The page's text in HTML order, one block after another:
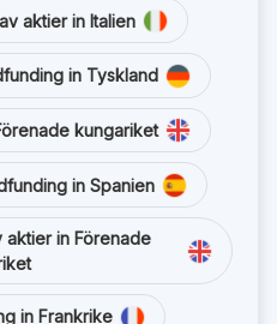
aktier in Italien
in Tyskland
kungariket
in Spanien
aktier in Förenade
in Frankrike